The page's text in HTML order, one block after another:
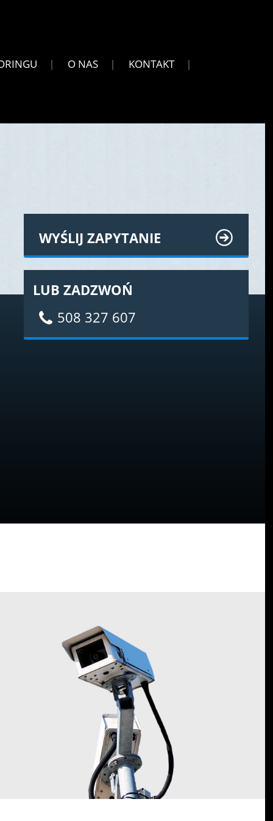
O NAS KONTAKT
WYŚLIJ ZAPYTANIE
LUB ZADZWOŃ
508 327 607